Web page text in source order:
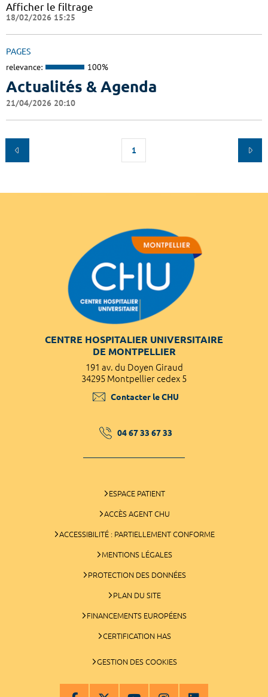
Afficher le filtrage
18/02/2026 15:25
PAGES
relevance: 100%
Actualités & Agenda
21/04/2026 20:10
1
CENTRE HOSPITALIER UNIVERSITAIRE
DE MONTPELLIER
191 av. du Doyen Giraud
34295 Montpellier cedex 5
Contacter le CHU
04 67 33 67 33
ESPACE PATIENT
ACCÈS AGENT CHU
ACCESSIBILITÉ : PARTIELLEMENT CONFORME
MENTIONS LÉGALES
PROTECTION DES DONNÉES
PLAN DU SITE
FINANCEMENTS EUROPÉENS
CERTIFICATION HAS
GESTION DES COOKIES